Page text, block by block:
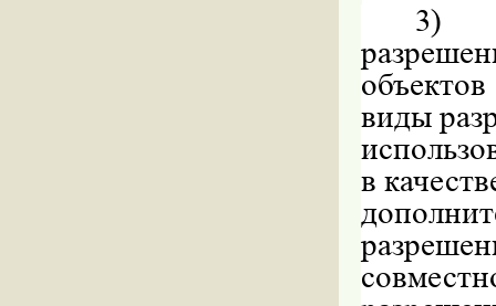
3)
виды
в